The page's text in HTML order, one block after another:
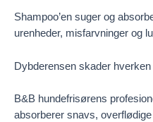
Shampoo’en suger og
urenheder, misfarvninger og
Dybderensen skader hverken
B&B hundefrisørens
absorberer snavs,